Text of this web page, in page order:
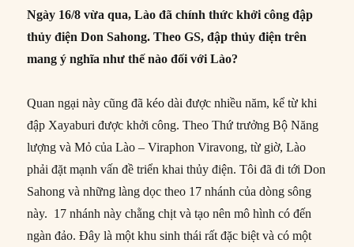
Ngày 16/8 vừa qua, Lào đã chính thức khởi công đập
thủy điện Don Sahong. Theo GS, đập thủy điện trên
mang ý nghĩa như thế nào đối với Lào?
Quan ngại này cũng đã kéo dài được nhiều năm, kể từ khi
đập Xayaburi được khởi công. Theo Thứ trưởng Bộ Năng
lượng và Mỏ của Lào – Viraphon Viravong, từ giờ, Lào
phải đặt mạnh vấn đề triển khai thủy điện. Tôi đã đi tới Don
Sahong và những làng dọc theo 17 nhánh của dòng sông
này. 17 nhánh này chằng chịt và tạo nên mô hình có đến
ngàn đảo. Đây là một khu sinh thái rất đặc biệt và có một